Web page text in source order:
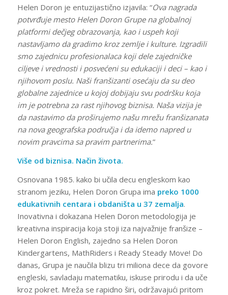
Helen Doron je entuzijastično izjavila: “Ova nagrada
potvrđuje mesto Helen Doron Grupe na globalnoj
platformi dečjeg obrazovanja, kao i uspeh koji
nastavljamo da gradimo kroz zemlje i kulture. Izgradili
smo zajednicu profesionalaca koji dele zajedničke
ciljeve i vrednosti i posvećeni su edukaciji i deci – kao i
njihovom poslu. Naši franšizanti osećaju da su deo
globalne zajednice u kojoj dobijaju svu podršku koja
im je potrebna za rast njihovog biznisa. Naša vizija je
da nastavimo da proširujemo našu mrežu franšizanata
na nova geografska područja i da idemo napred u
novim pravcima sa pravim partnerima.”
Više od biznisa. Način života.
Osnovana 1985. kako bi učila decu engleskom kao
stranom jeziku, Helen Doron Grupa ima preko 1000
edukativnih centara i obdaništa u 37 zemalja.
Inovativna i dokazana Helen Doron metodologija je
kreativna inspiracija koja stoji iza najvažnije franšize –
Helen Doron English, zajedno sa Helen Doron
Kindergartens, MathRiders i Ready Steady Move! Do
danas, Grupa je naučila blizu tri miliona dece da govore
engleski, savladaju matematiku, iskuse prirodu i da uče
kroz pokret. Mreža se rapidno širi, održavajući pritom